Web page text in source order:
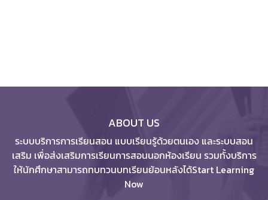
ABOUT US
ระบบบริการการเรียนสอน แบบเรียนรู้ด้วยตนเอง และระบบสอน
เสริม เพื่อส่งเสริมการเรียนการสอนนอกห้องเรียน รวมทั้งบริการ
ให้นักศึกษาสามารถทบทวนบทเรียนย้อนหลังได้Start Learning
Now